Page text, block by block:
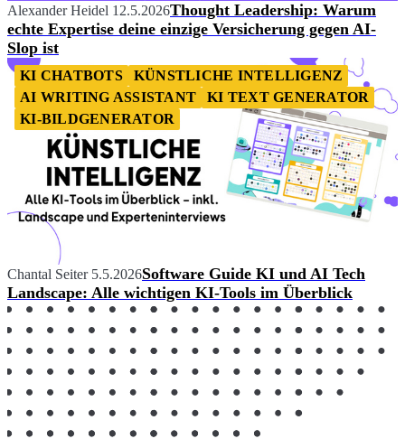
Alexander Heidel 12.5.2026Thought Leadership: Warum
echte Expertise deine einzige Versicherung gegen AI-
Slop ist
KI CHATBOTS
KÜNSTLICHE INTELLIGENZ
AI WRITING ASSISTANT
KI TEXT GENERATOR
KI-BILDGENERATOR
Chantal Seiter 5.5.2026Software Guide KI und AI Tech
Landscape: Alle wichtigen KI-Tools im Überblick